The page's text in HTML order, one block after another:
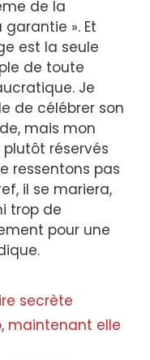
de la
». Et
est la seule
de toute
Je
de célébrer son
mais mon
réservés
ressentons pas
il se mariera,
trop de
pour une
secrète
maintenant elle